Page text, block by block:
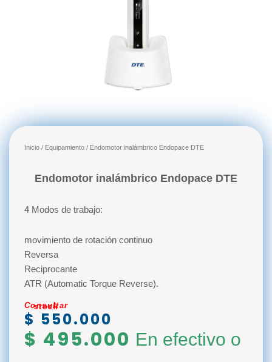
Inicio / Equipamiento / Endomotor inalámbrico Endopace DTE
Endomotor inalámbrico Endopace DTE
4 Modos de trabajo:
movimiento de rotación continuo
Reversa
Reciprocante
ATR (Automatic Torque Reverse).
Consultar stock
$ 550.000
$ 495.000 En efectivo o